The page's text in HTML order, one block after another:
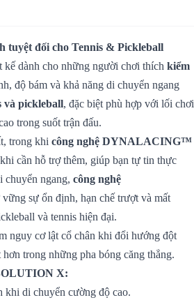
tuyệt đối cho Tennis & Pickleball
kế dành cho những người chơi thích kiểm
độ bám và khả năng di chuyển ngang
và pickleball, đặc biệt phù hợp với lối chơi
trong suốt trận đấu.
trong khi công nghệ DYNALACING™
cần hỗ trợ thêm, giúp bạn tự tin thực
chuyển ngang, công nghệ
sự ổn định, hạn chế trượt và mất
và tennis hiện đại.
nguy cơ lật cổ chân khi đổi hướng đột
trong những pha bóng căng thẳng.
X:
khi di chuyển cường độ cao.